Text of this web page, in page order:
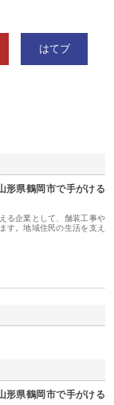
はてブ
形県鶴岡市で手がける
る企業として、舗装工事や
す。地域住民の生活を支え
形県鶴岡市で手がける